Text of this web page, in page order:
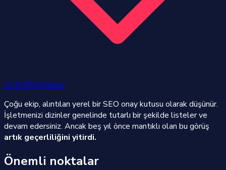
AI & GEO Eğitimi
Çoğu ekip, alıntıları yerel bir SEO onay kutusu olarak düşünür.
İşletmenizi dizinler genelinde tutarlı bir şekilde listeler ve
devam edersiniz. Ancak beş yıl önce mantıklı olan bu görüş
artık geçerliliğini yitirdi.
Önemli noktalar